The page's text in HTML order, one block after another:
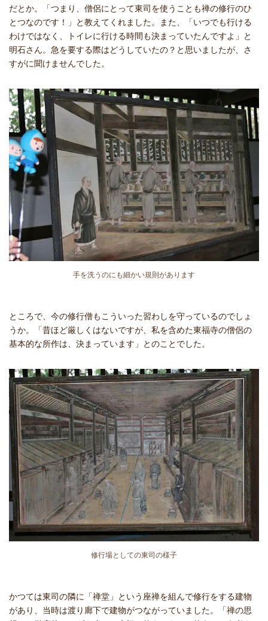
だとか。「つまり、僧侶にとって東司を使うことも禅の修行のひ
とつなのです！」と教えてくれました。また、「いつでも行ける
わけではなく、トイレに行ける時間も決まっていたんですよ」と
明石さん。急を要する際はどうしていたの？と思いましたが、さ
すがに聞けませんでした。
手を洗うのにも細かい規則があります
ところで、今の修行僧もこういった習わしを守っているのでしょ
うか。「昔ほど厳しくはないですが、私を含めた東福寺の僧侶の
基本的な所作は、決まっています」とのことでした。
修行場としての東司の様子
かつては東司の隣に「禅堂」という座禅を組んで修行をする建物
があり、当時は渡り廊下で建物がつながっていました。「禅の思